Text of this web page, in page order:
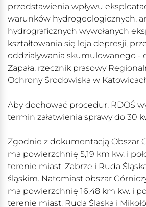
przedstawienia wpływu
warunków hydrogeologicznych,
hydrograficznych wywołanych
kształtowania się leja depresji,
oddziaływania skumulowanego -
Zapała, rzecznik prasowy
Ochrony Środowiska w
Aby dochować procedur, RDOŚ
termin załatwienia sprawy do 30
Zgodnie z dokumentacją Obszar
ma powierzchnię 5,19 km kw. i
terenie miast: Zabrze i Ruda
śląskim. Natomiast obszar
ma powierzchnię 16,48 km kw. i
terenie miast: Ruda Śląska i